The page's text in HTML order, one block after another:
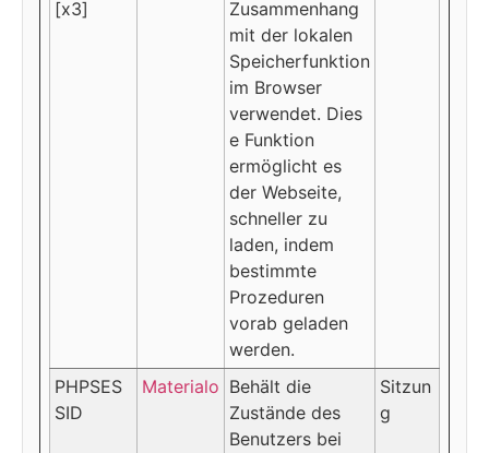
[x3]
Zusammenhang
mit der lokalen
Speicherfunktion
im Browser
verwendet. Dies
e Funktion
ermöglicht es
der Webseite,
schneller zu
laden, indem
bestimmte
Prozeduren
vorab geladen
werden.
PHPSES
SID
Materialo Behält die
Zustände des
Benutzers bei
Sitzun
g